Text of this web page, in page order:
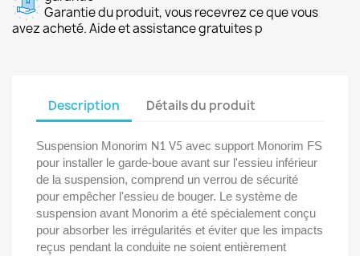
Garantie du produit, vous recevrez ce que vous
avez acheté. Aide et assistance gratuites p
Description Détails du produit
Suspension Monorim N1 V5 avec support Monorim FS
pour installer le garde-boue avant sur l'essieu inférieur
de la suspension, comprend un verrou de sécurité
pour empêcher l'essieu de bouger. Le système de
suspension avant Monorim a été spécialement conçu
pour absorber les irrégularités et éviter que les impacts
reçus pendant la conduite ne soient entièrement